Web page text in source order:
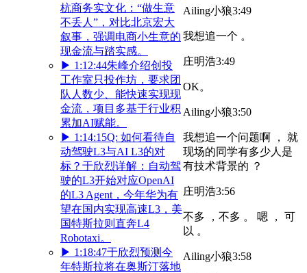
杭商务实文化：“做生意
不丢人”，对比北京宏大
叙事，强调电商小生意的
现金流与踏实感。
▶ 1:12:44朱峰介绍创投
工作室只投作坊，要求团
队人数少、能快速实现现
金流，项目多基于行业积
累加AI赋能。
▶ 1:14:15Q: 如何看待自
动驾驶L3与AI L3的对
标？于欣烈详解：自动驾
驶的L3开始对应OpenAI
的L3 Agent，今年华为有
望在国内实现高速L3，美
国特斯拉则直奔L4
Robotaxi。
▶ 1:18:47于欣烈预测今
年特斯拉将在奥斯汀落地
Ailing小狼3:49
我想追一个 。
庄明浩3:49
OK。
Ailing小狼3:50
我想追一个问题啊 ， 就
现场的同学有多少人是
有技术背景的 ？
庄明浩3:56
不多 ，不多 。 嗯 ， 可
以 。
Ailing小狼3:58